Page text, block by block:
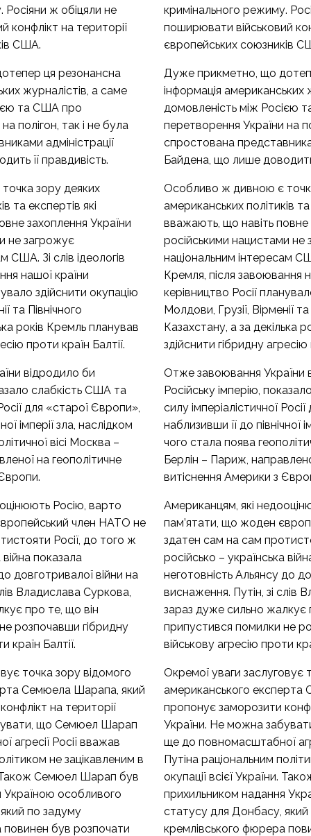
ж обіцяли не
конфлікт на території
США.
ця резонансна
журналістів, а саме
та США про
полігон, так і не була
адміністрації
її правдивість.
зору деяких
та експертів які
захоплення України
не загрожує
США. Зі слів ідеологів
нашої країни
здійснити окупацію
та Північного
років Кремль планував
проти країн Балтії.
відродило би
слабкість США та
для «старої Європи»,
імперії зла, наслідком
вісі Москва –
на геополітичне
Росію, варто
член НАТО не
Росії, до того ж
війна показала
довготривалої війни на
Владислава Суркова,
про те, що він
розпочавши гібридну
країн Балтії.
точка зору відомого
Семюела Шарапа, який
на території
що Семюел Шарап
Росії вважав
не зацікавленим в
Також Семюел Шарап був
Україною особливого
по задуму
був розпочати
кримінального режиму.
поширювати військовий
європейських союзників
Дуже прикметно, що
інформація американських
домовленість між Росією
перетворення України на
спростована
Байдена, що лише доводить
Особливо ж дивною є
американських політиків та
вважають, що навіть повне
російськими нацистами не
національним інтересам
Кремля, після завоювання
керівництво Росії
Молдови, Грузії, Вірменії та
Казахстану, а за декілька
здійснити гібридну агресію
Отже завоювання України
Російську імперію,
силу імперіалістичної
наблизивши її до північної
чого стала поява
Берлін – Париж,
витіснення Америки з
Американцям, які
пам’ятати, що жоден
здатен сам на сам
російсько – українська
неготовність Альянсу до
виснаження. Путін, зі слів
зараз дуже сильно жалкує
припустився помилки не
військову агресію проти
Окремої уваги заслуговує
американського
пропонує заморозити
України. Не можна
ще до повномасштабної
Путіна раціональним
окупації всієї України.
прихильником надання
статусу для Донбасу,
кремлівського фюрера